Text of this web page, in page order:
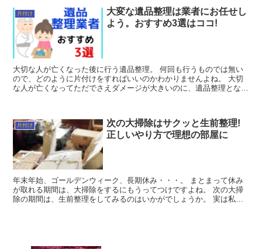
片付け
大変な遺品整理は業者にお任せし
よう。おすすめ3選はココ!
大切な人が亡くなった後に行う遺品整理。 何回も行うものでは無い
ので、どのように片付けをすればいいのかわかりませんよね。 大切
な人が亡くなってただでさえダメージが大きいのに、遺品整理となる
片付け
次の大掃除はサクッと生前整理!
正しいやり方で理想の部屋に
年末年始、ゴールデンウィーク、長期休み・・・。 まとまって休み
が取れる期間は、大掃除をするにもうってつけですよね。 次の大掃
除の期間は、生前整理をしてみるのはいかがでしょうか。 実は私は